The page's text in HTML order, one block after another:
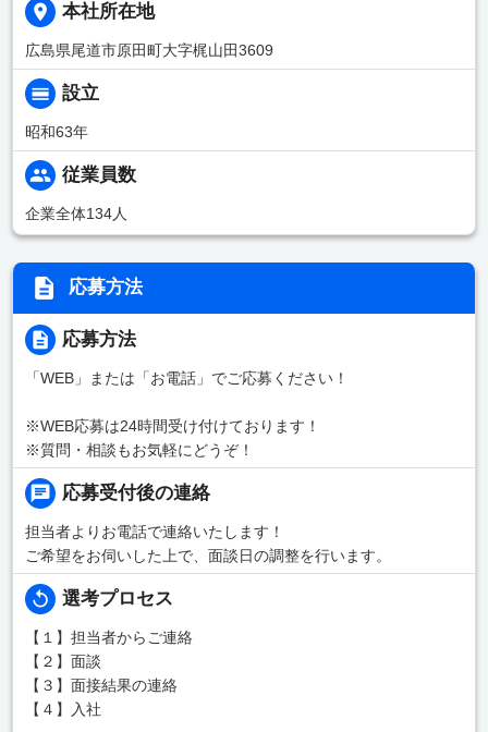
本社所在地
広島県尾道市原田町大字梶山田3609
設立
昭和63年
従業員数
企業全体134人
応募方法
応募方法
「WEB」または「お電話」でご応募ください！
※WEB応募は24時間受け付けております！
※質問・相談もお気軽にどうぞ！
応募受付後の連絡
担当者よりお電話で連絡いたします！
ご希望をお伺いした上で、面談日の調整を行います。
選考プロセス
【１】担当者からご連絡
【２】面談
【３】面接結果の連絡
【４】入社